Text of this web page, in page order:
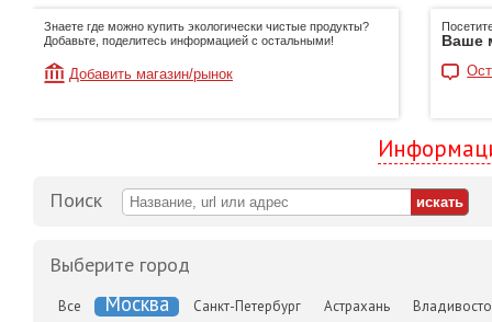
Знаете где можно купить экологически чистые продукты?
Добавьте, поделитесь информацией с остальными!
Добавить магазин/рынок
Ваше
Поиск
Выберите город
Все Москва Санкт-Петербург Астрахань